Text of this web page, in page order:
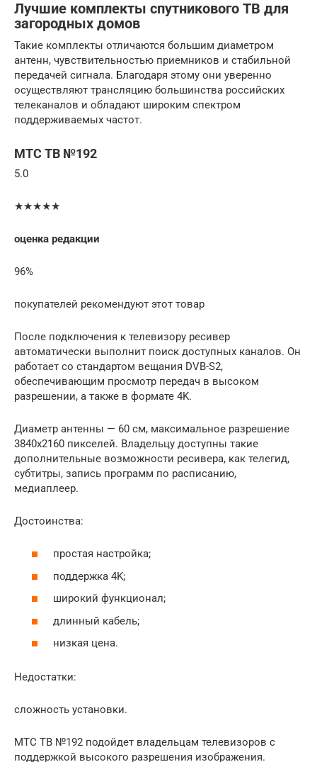
Лучшие комплекты спутникового ТВ для
загородных домов
Такие комплекты отличаются большим диаметром
антенн, чувствительностью приемников и стабильной
передачей сигнала. Благодаря этому они уверенно
осуществляют трансляцию большинства российских
телеканалов и обладают широким спектром
поддерживаемых частот.
МТС ТВ №192
5.0
★★★★★
оценка редакции
96%
покупателей рекомендуют этот товар
После подключения к телевизору ресивер
автоматически выполнит поиск доступных каналов. Он
работает со стандартом вещания DVB-S2,
обеспечивающим просмотр передач в высоком
разрешении, а также в формате 4K.
Диаметр антенны — 60 см, максимальное разрешение
3840х2160 пикселей. Владельцу доступны такие
дополнительные возможности ресивера, как телегид,
субтитры, запись программ по расписанию,
медиаплеер.
Достоинства:
простая настройка;
поддержка 4K;
широкий функционал;
длинный кабель;
низкая цена.
Недостатки:
сложность установки.
МТС ТВ №192 подойдет владельцам телевизоров с
поддержкой высокого разрешения изображения.